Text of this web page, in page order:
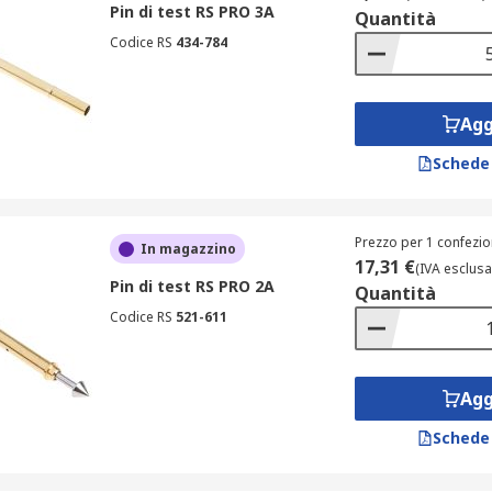
la pagina dedicata alle
nominale che varia da 1A a 50A, rendendoli
varia tra 12V e 30V, con alcuni modelli che
durante le misurazioni, anche in condizioni
e le clip sono disponibili in una varietà di colori, tra cui:
Pin di test RS PRO 3A
Codice RS 434-784
Quantità
In magazzino
Pin di test RS PRO 2A
Codice RS 521-611
Prezzo per 1
17,31 €(IVA
Quantità